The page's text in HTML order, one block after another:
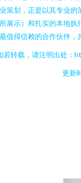
策划，正是以其专业的
展示）和扎实的本地执
值得信赖的合作伙伴，
若转载，请注明出处：
更新